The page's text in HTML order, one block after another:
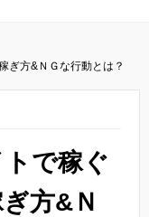
ぎ方&ＮＧな行動とは？
で稼ぐ
方&Ｎ